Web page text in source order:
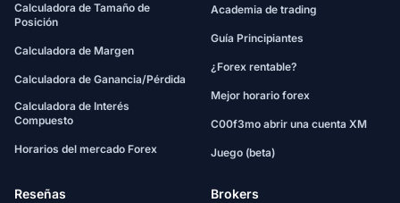
Calculadora de Tamaño de
Posición
Calculadora de Margen
Calculadora de Ganancia/Pérdida
Calculadora de Interés
Compuesto
Horarios del mercado Forex
Academia de trading
Guía Principiantes
¿Forex rentable?
Mejor horario forex
C00f3mo abrir una cuenta XM
Juego (beta)
Reseñas Brokers